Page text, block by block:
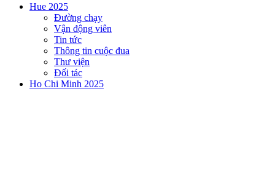
Hue 2025
Đường chạy
Vận động viên
Tin tức
Thông tin cuộc đua
Thư viện
Đối tác
Ho Chi Minh 2025